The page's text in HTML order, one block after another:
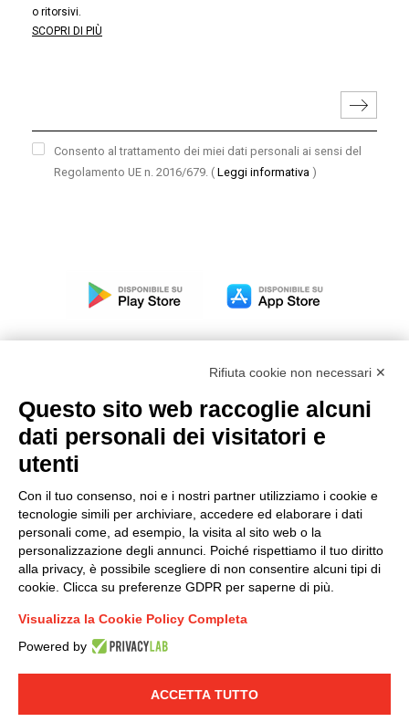
o ritorsivi.
SCOPRI DI PIÙ
Consento al trattamento dei miei dati personali ai sensi del
Regolamento UE n. 2016/679. ( Leggi informativa )
LINKEDIN YOUTUBE
© 2019 - DKC Europe - -
Modello organizzativo, gestione e controllo – D. lgs.
231/2001
Condizioni generali di vendita DKC Power Solutions
Condizioni generali di acquisto
Codice etico
Rifiuta cookie non necessari ✕
Questo sito web raccoglie alcuni
dati personali dei visitatori e
utenti
Con il tuo consenso, noi e i nostri partner utilizziamo i cookie e
tecnologie simili per archiviare, accedere ed elaborare i dati
personali come, ad esempio, la visita al sito web o la
personalizzazione degli annunci. Poiché rispettiamo il tuo diritto
alla privacy, è possibile scegliere di non consentire alcuni tipi di
cookie. Clicca su preferenze GDPR per saperne di più.
Visualizza la Cookie Policy Completa
Powered by
ACCETTA TUTTO